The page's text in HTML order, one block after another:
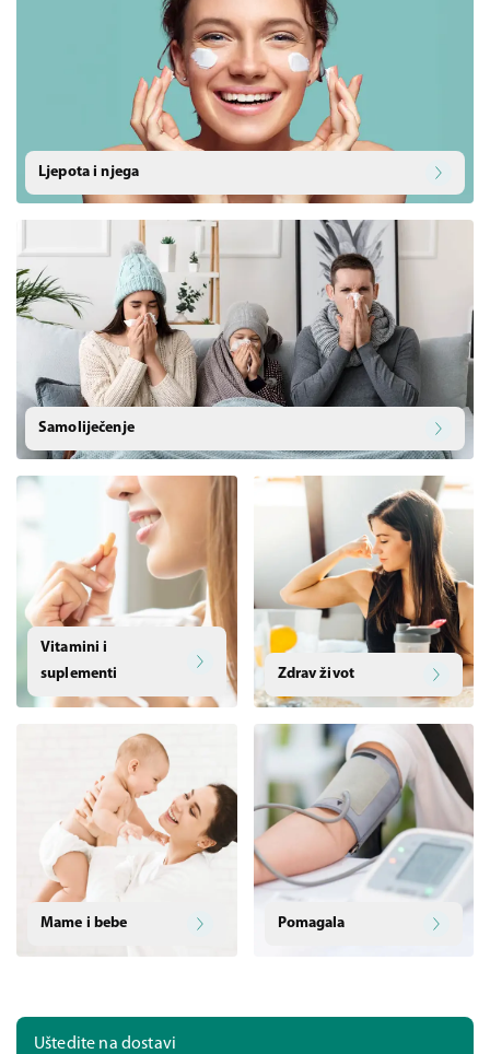
Ljepota i njega
Samoliječenje
Vitamini i
suplementi
Zdrav život
Mame i bebe Pomagala
Uštedite na dostavi